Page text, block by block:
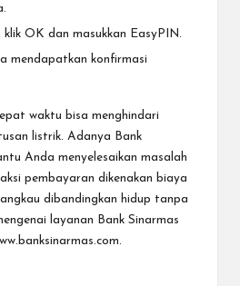
klik OK dan masukkan EasyPIN.
mendapatkan konfirmasi
waktu bisa menghindari
listrik. Adanya Bank
Anda menyelesaikan masalah
pembayaran dikenakan biaya
dibandingkan hidup tanpa
layanan Bank Sinarmas
.